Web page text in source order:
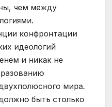
чем между
конфронтации
идеологий
и никак не
мира.
быть столько